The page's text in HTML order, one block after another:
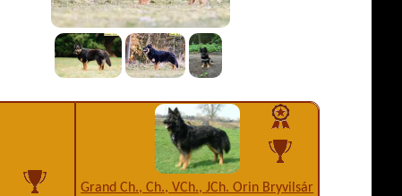
Grand Ch., Ch., VCh., JCh. Orin Bryvilsár